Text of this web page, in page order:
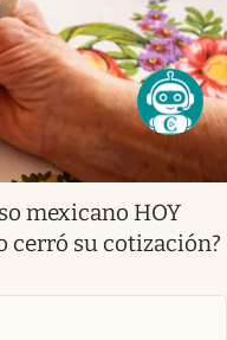
mexicano HOY
cerró su cotización?